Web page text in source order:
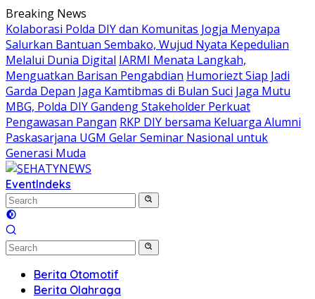
Skip
to
content
Breaking News
Kolaborasi Polda DIY dan Komunitas Jogja Menyapa
Salurkan Bantuan Sembako, Wujud Nyata Kepedulian
Melalui Dunia Digital IARMI Menata Langkah,
Menguatkan Barisan Pengabdian Humoriezt Siap Jadi
Garda Depan Jaga Kamtibmas di Bulan Suci Jaga Mutu
MBG, Polda DIY Gandeng Stakeholder Perkuat
Pengawasan Pangan RKP DIY bersama Keluarga Alumni
Paskasarjana UGM Gelar Seminar Nasional untuk
Generasi Muda
EventIndeks
Berita Otomotif
Berita Olahraga